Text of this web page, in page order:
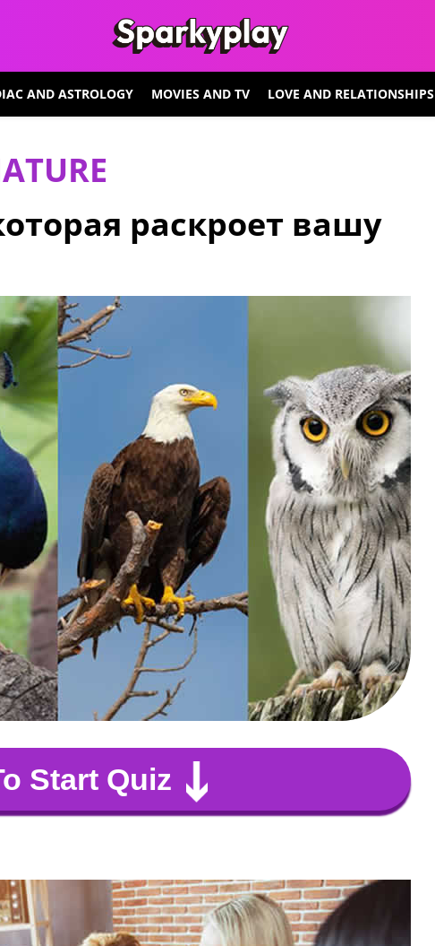
AND ASTROLOGY MOVIES AND TV LOVE AND RELATIONSHIPS
раскроет вашу
Start Quiz